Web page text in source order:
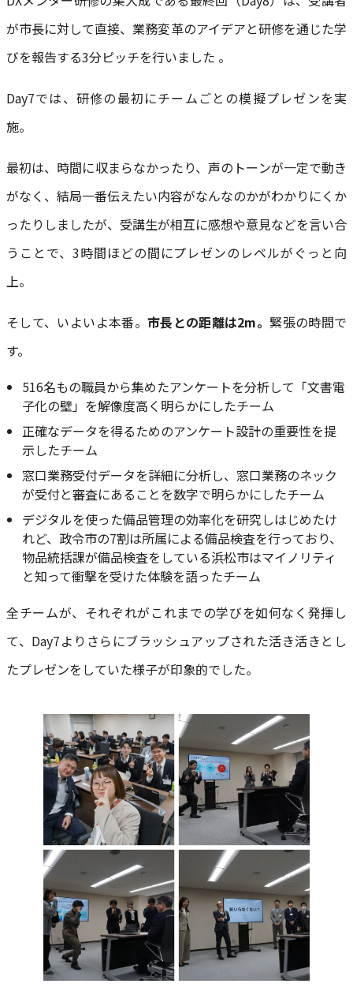
が市長に対して直接、業務変革のアイデアと研修を通じた学
びを報告する3分ピッチを行いました 。
Day7では、研修の最初にチームごとの模擬プレゼンを実
施。
最初は、時間に収まらなかったり、声のトーンが一定で動き
がなく、結局一番伝えたい内容がなんなのかがわかりにくか
ったりしましたが、受講生が相互に感想や意見などを言い合
うことで、3時間ほどの間にプレゼンのレベルがぐっと向
上。
そして、いよいよ本番。 市長との距離は2m。 緊張の時間で
す。
516名もの職員から集めたアンケートを分析して「文書電
子化の壁」を解像度高く明らかにしたチーム
正確なデータを得るためのアンケート設計の重要性を提
示したチーム
窓口業務受付データを詳細に分析し、窓口業務のネック
が受付と審査にあることを数字で明らかにしたチーム
デジタルを使った備品管理の効率化を研究しはじめたけ
れど、政令市の7割は所属による備品検査を行っており、
物品統括課が備品検査をしている浜松市はマイノリティ
と知って衝撃を受けた体験を語ったチーム
全チームが、それぞれがこれまでの学びを如何なく発揮し
て、Day7よりさらにブラッシュアップされた活き活きとし
たプレゼンをしていた様子が印象的でした。